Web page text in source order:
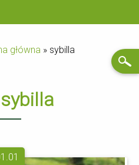
główna» sybilla
sybilla